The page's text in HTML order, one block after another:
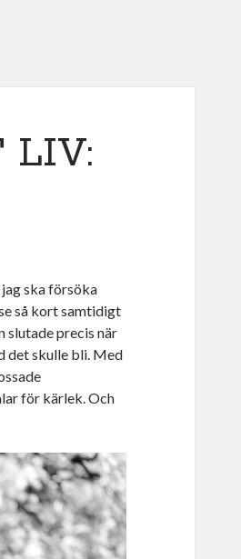
LIV:
ska försöka
så kort samtidigt
slutade precis när
det skulle bli. Med
för kärlek. Och